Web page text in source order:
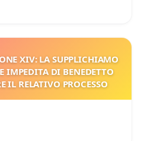
XIV: LA SUPPLICHIAMO
IMPEDITA DI BENEDETTO
IL RELATIVO PROCESSO